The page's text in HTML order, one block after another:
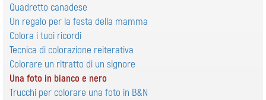
Quadretto canadese
Un regalo per la festa della mamma
Colora i tuoi ricordi
Tecnica di colorazione reiterativa
Colorare un ritratto di un signore
Una foto in bianco e nero
Trucchi per colorare una foto in B&N